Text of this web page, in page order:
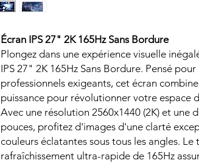
Écran IPS 27" 2K 165Hz Sans Bordure
Plongez dans une expérience visuelle
IPS 27" 2K 165Hz Sans Bordure. Pensé
professionnels exigeants, cet écran
puissance pour révolutionner votre espace
Avec une résolution 2560x1440 (2K) et une
pouces, profitez d'images d'une clarté
couleurs éclatantes sous tous les angles. Le
rafraîchissement ultra-rapide de 165Hz